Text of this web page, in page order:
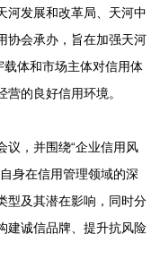
河发展和改革局、天河中
协会承办，旨在加强天河
载体和市场主体对信用体
的良好信用环境。
议，并围绕“企业信用风
身在信用管理领域的深
型及其潜在影响，同时分
建诚信品牌、提升抗风险